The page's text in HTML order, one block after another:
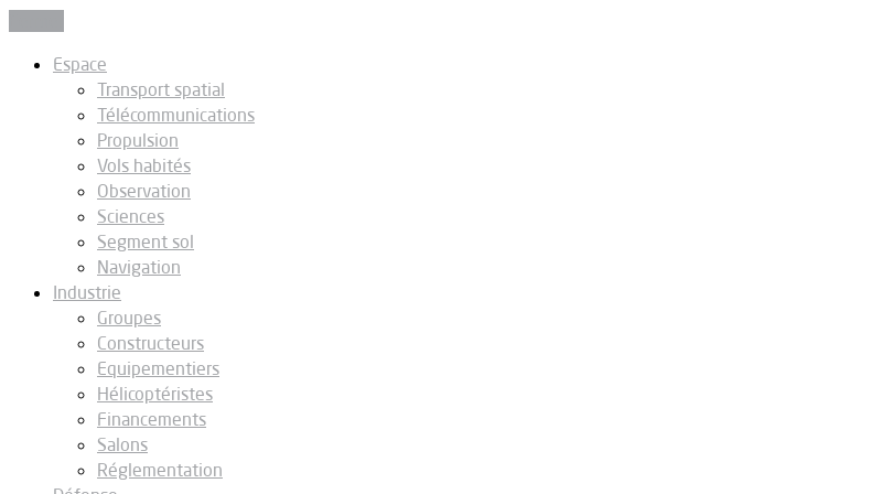
Espace
Transport spatial
Télécommunications
Propulsion
Vols habités
Observation
Sciences
Segment sol
Navigation
Industrie
Groupes
Constructeurs
Equipementiers
Hélicoptéristes
Financements
Salons
Réglementation